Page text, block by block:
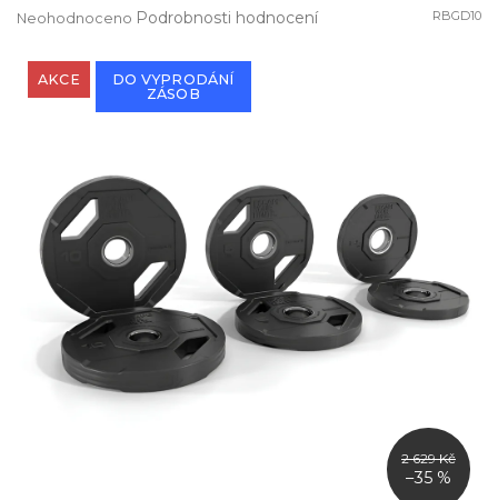
RBGD10
Průměrné
produktu
0,0
Neohodnoceno Podrobnosti hodnocení
AKCE
DO VYPRODÁNÍ
ZÁSOB
2 629 Kč
–35 %